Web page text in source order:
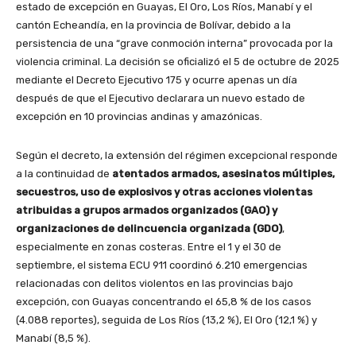
estado de excepción en Guayas, El Oro, Los Ríos, Manabí y el
cantón Echeandía, en la provincia de Bolívar, debido a la
persistencia de una “grave conmoción interna” provocada por la
violencia criminal. La decisión se oficializó el 5 de octubre de 2025
mediante el Decreto Ejecutivo 175 y ocurre apenas un día
después de que el Ejecutivo declarara un nuevo estado de
excepción en 10 provincias andinas y amazónicas.
Según el decreto, la extensión del régimen excepcional responde
a la continuidad de atentados armados, asesinatos múltiples,
secuestros, uso de explosivos y otras acciones violentas
atribuidas a grupos armados organizados (GAO) y
organizaciones de delincuencia organizada (GDO),
especialmente en zonas costeras. Entre el 1 y el 30 de
septiembre, el sistema ECU 911 coordinó 6.210 emergencias
relacionadas con delitos violentos en las provincias bajo
excepción, con Guayas concentrando el 65,8 % de los casos
(4.088 reportes), seguida de Los Ríos (13,2 %), El Oro (12,1 %) y
Manabí (8,5 %).